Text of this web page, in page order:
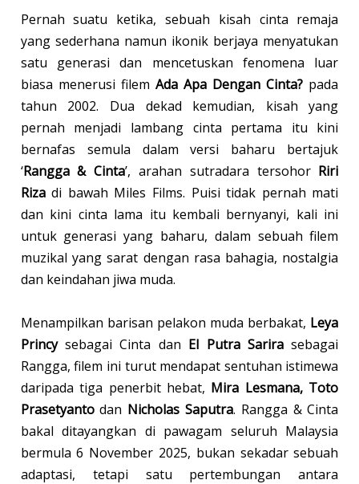
Pernah suatu ketika, sebuah kisah cinta remaja
yang sederhana namun ikonik berjaya menyatukan
satu generasi dan mencetuskan fenomena luar
biasa menerusi filem Ada Apa Dengan Cinta? pada
tahun 2002. Dua dekad kemudian, kisah yang
pernah menjadi lambang cinta pertama itu kini
bernafas semula dalam versi baharu bertajuk
‘Rangga & Cinta’, arahan sutradara tersohor Riri
Rizadi bawah Miles Films. Puisi tidak pernah mati
dan kini cinta lama itu kembali bernyanyi, kali ini
untuk generasi yang baharu, dalam sebuah filem
muzikal yang sarat dengan rasa bahagia, nostalgia
dan keindahan jiwa muda.
Menampilkan barisan pelakon muda berbakat, Leya
Princysebagai Cinta dan El Putra Sarirasebagai
Rangga, filem ini turut mendapat sentuhan istimewa
daripada tiga penerbit hebat, Mira Lesmana, Toto
Prasetyantodan Nicholas Saputra. Rangga & Cinta
bakal ditayangkan di pawagam seluruh Malaysia
bermula 6 November 2025, bukan sekadar sebuah
adaptasi, tetapi satu pertembungan antara